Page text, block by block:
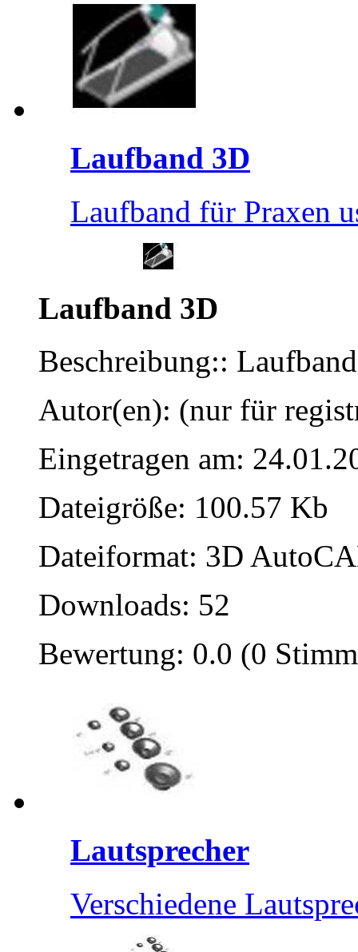
Laufband 3D
Laufband für Praxen
Laufband 3D
Beschreibung::
Autor(en): (nur für
Eingetragen am:
Dateigröße: 100.57 Kb
Dateiformat: 3D
Downloads: 52
Bewertung: 0.0 (0
Lautsprecher
Verschiedene